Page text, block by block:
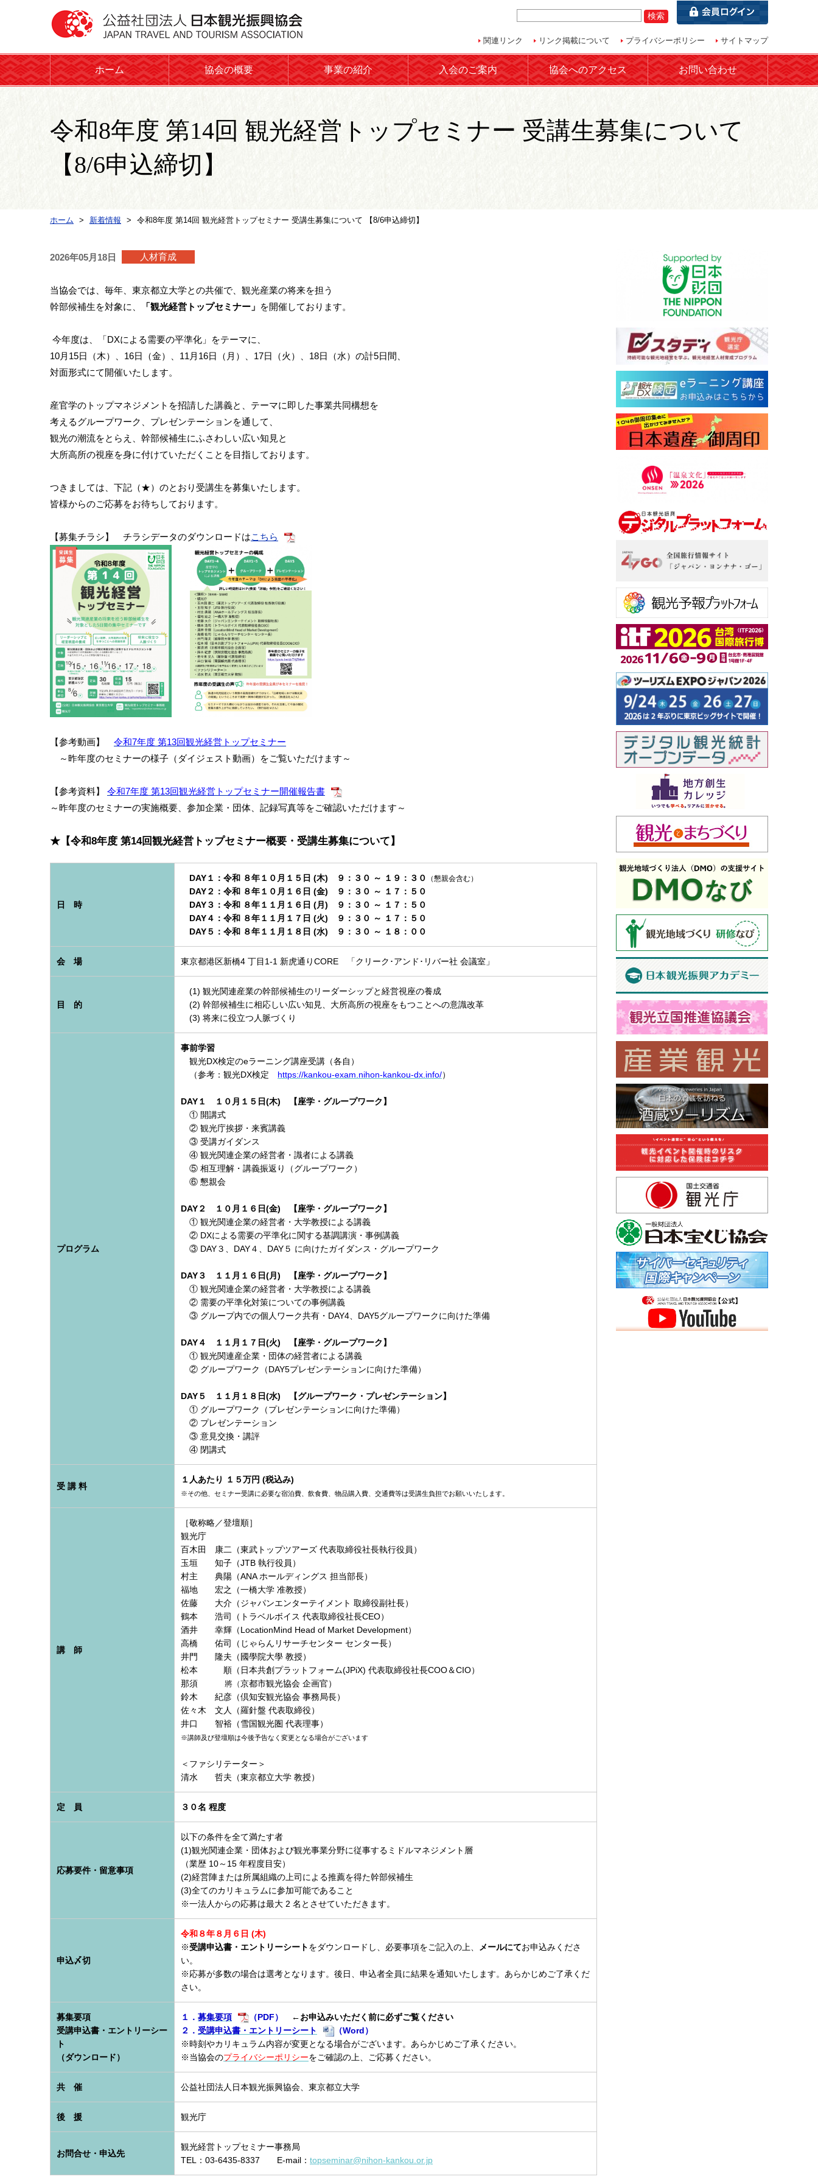
関連リンク リンク掲載について プライバシーポリシー サイトマップ
ホーム 協会の概要 事業の紹介 入会のご案内 協会へのアクセス お問い合わせ
令和8年度 第14回 観光経営トップセミナー 受講生募集について
【8/6申込締切】
ホーム 新着情報 令和8年度 第14回 観光経営トップセミナー 受講生募集について 【8/6申込締切】
2026年05月18日 人材育成
当協会では、毎年、東京都立大学との共催で、観光産業の将来を担う
幹部候補生を対象に、
「観光経営トップセミナー」 を開催しております。
今年度は、「DXによる需要の平準化」をテーマに、
10月15日（木）、16日（金）、11月16日（月）、17日（火）、18日（水）の計5日間、
対面形式にて開催いたします。
産官学のトップマネジメントを招請した講義と、テーマに即した事業共同構想を
考えるグループワーク、プレゼンテーションを通して、
観光の潮流をとらえ、幹部候補生にふさわしい広い知見と
大所高所の視座を身に付けていただくことを目指しております。
つきましては、下記（★）のとおり受講生を募集いたします。
皆様からのご応募をお待ちしております。
【募集チラシ】 チラシデータのダウンロードはこちら
【参考動画】 令和7年度 第13回観光経営トップセミナー
～昨年度のセミナーの様子（ダイジェスト動画）をご覧いただけます～
【参考資料】 令和7年度 第13回観光経営トップセミナー開催報告書
～昨年度のセミナーの実施概要、参加企業・団体、記録写真等をご確認いただけます～
★【令和8年度 第14回観光経営トップセミナー概要・受講生募集について】
日 時
DAY１：令和 ８年１０月１５日 (木) ９：３０ ～ １９：３０ （懇親会含む）
DAY２：令和 ８年１０月１６日 (金) ９：３０ ～ １７：５０
DAY３：令和 ８年１１月１６日 (月) ９：３０ ～ １７：５０
DAY４：令和 ８年１１月１７日 (火) ９：３０ ～ １７：５０
DAY５：令和 ８年１１月１８日 (水) ９：３０ ～ １８：００
会 場 東京都港区新橋4 丁目1-1 新虎通りCORE 「クリーク･アンド･リバー社 会議室」
目 的
(1) 観光関連産業の幹部候補生のリーダーシップと経営視座の養成
(2) 幹部候補生に相応しい広い知見、大所高所の視座をもつことへの意識改革
(3) 将来に役立つ人脈づくり
プログラム
事前学習
観光DX検定のeラーニング講座受講（各自）
（参考：観光DX検定 https://kankou-exam.nihon-kankou-dx.info/）
DAY１ １０月１５日(木) 【座学・グループワーク】
① 開講式
② 観光庁挨拶・来賓講義
③ 受講ガイダンス
④ 観光関連企業の経営者・識者による講義
⑤ 相互理解・講義振返り（グループワーク）
⑥ 懇親会
DAY２ １０月１６日(金) 【座学・グループワーク】
① 観光関連企業の経営者・大学教授による講義
② DXによる需要の平準化に関する基調講演・事例講義
③ DAY３、DAY４、DAY５ に向けたガイダンス・グループワーク
DAY３ １１月１６日(月) 【座学・グループワーク】
① 観光関連企業の経営者・大学教授による講義
② 需要の平準化対策についての事例講義
③ グループ内での個人ワーク共有・DAY4、DAY5グループワークに向けた準備
DAY４ １１月１７日(火) 【座学・グループワーク】
① 観光関連産企業・団体の経営者による講義
② グループワーク（DAY5プレゼンテーションに向けた準備）
DAY５ １１月１８日(水) 【グループワーク・プレゼンテーション】
① グループワーク（プレゼンテーションに向けた準備）
② プレゼンテーション
③ 意見交換・講評
④ 閉講式
受 講 料
１人あたり １５万円 (税込み)
※その他、セミナー受講に必要な宿泊費、飲食費、物品購入費、交通費等は受講生負担でお願いいたします。
講 師
［敬称略／登壇順］
観光庁
百木田 康二（東武トップツアーズ 代表取締役社長執行役員）
玉垣 知子（JTB 執行役員）
村主 典陽（ANA ホールディングス 担当部長）
福地 宏之（一橋大学 准教授）
佐藤 大介（ジャパンエンターテイメント 取締役副社長）
鶴本 浩司（トラベルボイス 代表取締役社長CEO）
酒井 幸輝（LocationMind Head of Market Development）
高橋 佑司（じゃらんリサーチセンター センター長）
井門 隆夫（國學院大學 教授）
松本 順（日本共創プラットフォーム(JPiX) 代表取締役社長COO＆CIO）
那須
將（京都市観光協会 企画官）
鈴木 紀彦（倶知安観光協会 事務局長）
佐々木 文人（羅針盤 代表取締役）
井口 智裕（雪国観光圏 代表理事）
※講師及び登壇順は今後予告なく変更となる場合がございます
＜ファシリテーター＞
清水 哲夫（東京都立大学 教授）
定 員 ３０名 程度
応募要件・留意事項
以下の条件を全て満たす者
(1)観光関連企業・団体および観光事業分野に従事するミドルマネジメント層
（業歴 10～15 年程度目安）
(2)経営陣または所属組織の上司による推薦を得た幹部候補生
(3)全てのカリキュラムに参加可能であること
※一法人からの応募は最大 2 名とさせていただきます。
申込〆切
令和８年８月６日 (木)
※受講申込書・エントリーシートをダウンロードし、必要事項をご記入の上、 メールにてお申込みくださ
い。
※応募が多数の場合は選考となります。後日、申込者全員に結果を通知いたします。あらかじめご了承くだ
さい。
募集要項
受講申込書・エントリーシー
ト
（ダウンロード）
１． 募集要項 （PDF）
←お申込みいただく前に必ずご覧ください
２． 受講申込書・エントリーシート
（Word）
※時刻やカリキュラム内容が変更となる場合がございます。あらかじめご了承ください。
※当協会のプライバシーポリシーをご確認の上、ご応募ください。
共 催 公益社団法人日本観光振興協会、東京都立大学
後 援 観光庁
お問合せ・申込先
観光経営トップセミナー事務局
TEL：03-6435-8337 E-mail： topseminar@nihon-kankou.or.jp